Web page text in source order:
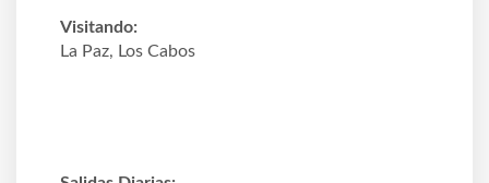
Visitando:
La Paz, Los Cabos